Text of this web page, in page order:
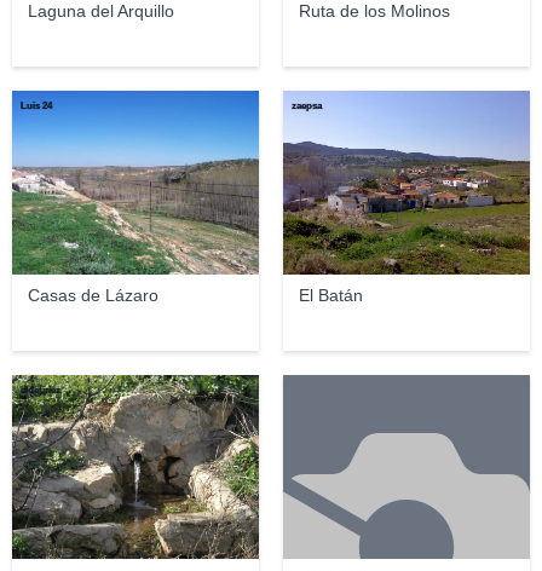
Laguna del Arquillo Ruta de los Molinos
Casas de Lázaro
Luis 24
El Batán
zaepsa
eldetiriez